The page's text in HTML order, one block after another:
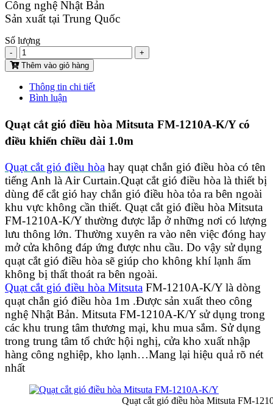
Công nghệ Nhật Bản
Sản xuất tại Trung Quốc
Số lượng
-
+
Thêm vào giỏ hàng
Thông tin chi tiết
Bình luận
Quạt cắt gió điều hòa Mitsuta FM-1210A-K/Y có
điều khiển chiều dài 1.0m
Quạt cắt gió điều hòa hay quạt chắn gió điều hòa có tên
tiếng Anh là Air Curtain.Quạt cắt gió điều hòa là thiết bị
dùng để cắt gió hay chắn gió điều hòa tỏa ra bên ngoài
khu vực không cần thiết. Quạt cắt gió điều hòa Mitsuta
FM-1210A-K/Y thường được lắp ở những nơi có lượng
lưu thông lớn. Thường xuyên ra vào nên việc đóng hay
mở cửa không đáp ứng được nhu cầu. Do vậy sử dụng
quạt cắt gió điều hòa sẽ giúp cho không khí lạnh ấm
không bị thất thoát ra bên ngoài.
Quạt cắt gió điều hòa Mitsuta FM-1210A-K/Y là dòng
quạt chắn gió điều hòa 1m .Được sản xuất theo công
nghệ Nhật Bản. Mitsuta FM-1210A-K/Y sử dụng trong
các khu trung tâm thương mại, khu mua sắm. Sử dụng
trong trung tâm tổ chức hội nghị, cửa kho xuất nhập
hàng công nghiệp, kho lạnh…Mang lại hiệu quả rõ nét
nhất
Quạt cắt gió điều hòa Mitsuta FM-